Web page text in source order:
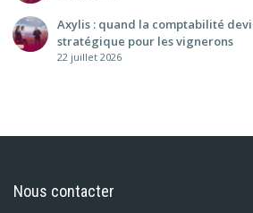
Axylis : quand la comptabilité
stratégique pour les vignerons
22 juillet 2026
Nous contacter